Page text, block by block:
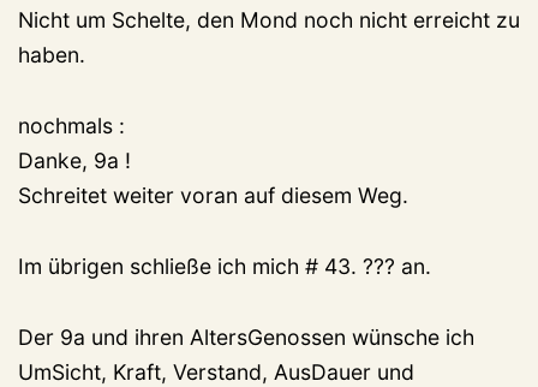
Nicht um Schelte, den Mond noch nicht erreicht zu
haben.
nochmals :
Danke, 9a !
Schreitet weiter voran auf diesem Weg.
Im übrigen schließe ich mich # 43. ??? an.
Der 9a und ihren AltersGenossen wünsche ich
UmSicht, Kraft, Verstand, AusDauer und